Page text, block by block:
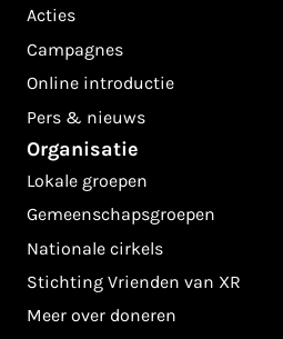
Acties
Campagnes
Online introductie
Pers & nieuws
Organisatie
Lokale groepen
Gemeenschapsgroepen
Nationale cirkels
Stichting Vrienden van XR
Meer over doneren